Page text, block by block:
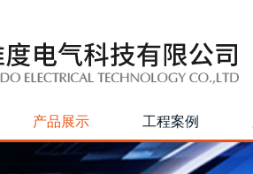
产品展示 工程案例